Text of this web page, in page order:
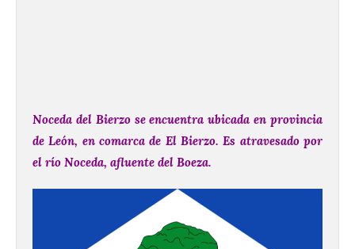
Noceda del Bierzo se encuentra ubicada en provincia
de León, en comarca de El Bierzo. Es atravesado por
el río Noceda, afluente del Boeza.